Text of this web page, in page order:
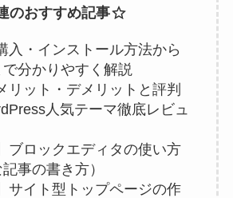
のおすすめ記事
入・インストール方法から
分かりやすく解説
リット・デメリットと評判
人気テーマ徹底レビュ
ブロックエディタの使い方
記事の書き方）
サイト型トップページの作